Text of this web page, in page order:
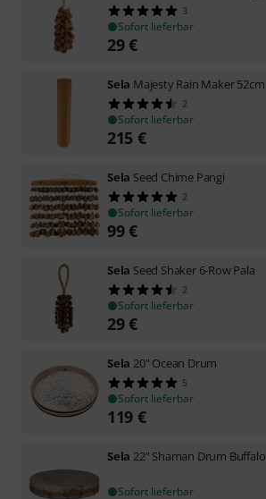
3
Sofort lieferbar
29€
Sela Majesty Rain Maker 52cm
2
Sofort lieferbar
215 €
Sela Seed Chime Pangi
2
Sofort lieferbar
99€
Sela Seed Shaker 6-Row Pala
2
Sofort lieferbar
29€
Sela 20" Ocean Drum
5
Sofort lieferbar
119 €
Sela 22" Shaman Drum Buffalo
Sofort lieferbar